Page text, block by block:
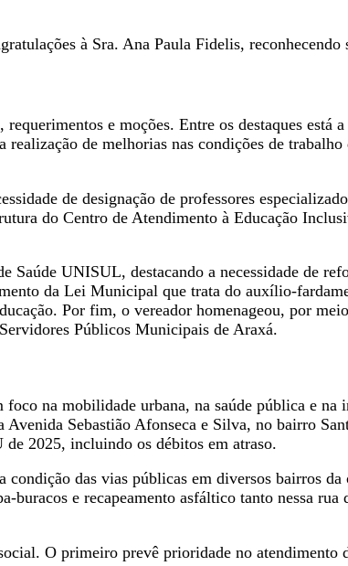
à Sra. Ana Paula Fidelis,
e moções. Entre os destaques está
de melhorias nas condições de
de designação de professores
do Centro de Atendimento à Educação
Saúde UNISUL, destacando a necessidade de
da Lei Municipal que trata do auxílio-
Por fim, o vereador homenageou, por
Públicos Municipais de Araxá.
na mobilidade urbana, na saúde pública e
Sebastião Afonseca e Silva, no bairro
2025, incluindo os débitos em atraso.
das vias públicas em diversos bairros
e recapeamento asfáltico tanto nessa
O primeiro prevê prioridade no atendimento